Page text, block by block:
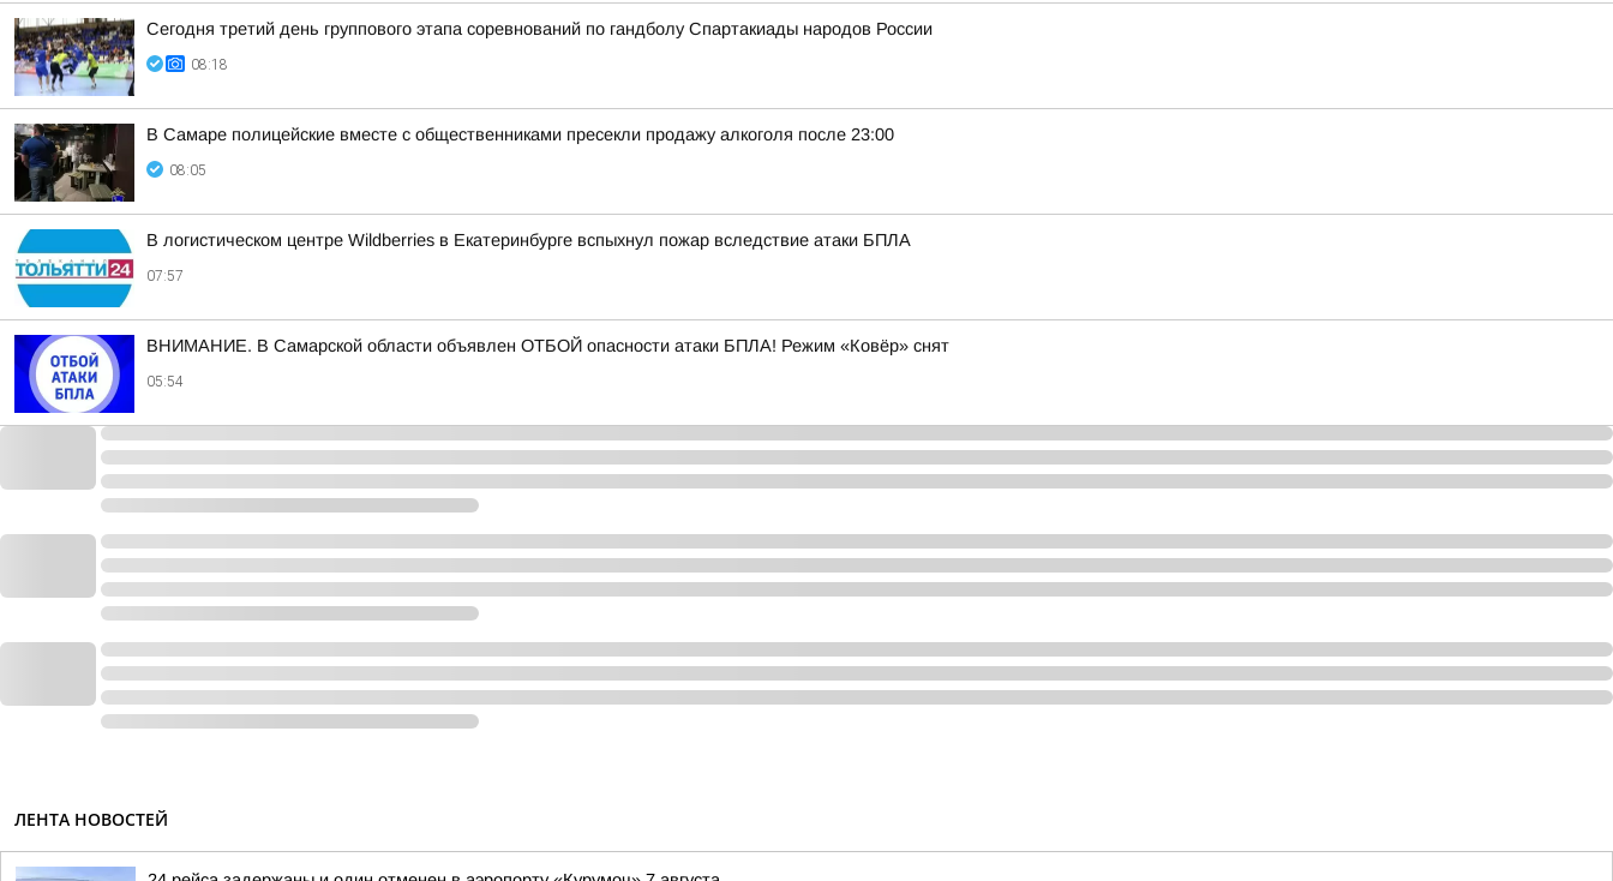
Сегодня третий день группового этапа соревнований по гандболу Спартакиады народов России
08:18
В Самаре полицейские вместе с общественниками пресекли продажу алкоголя после 23:00
08:05
В логистическом центре Wildberries в Екатеринбурге вспыхнул пожар вследствие атаки БПЛА
07:57
ВНИМАНИЕ. В Самарской области объявлен ОТБОЙ опасности атаки БПЛА! Режим «Ковёр» снят
05:54
ЛЕНТА НОВОСТЕЙ